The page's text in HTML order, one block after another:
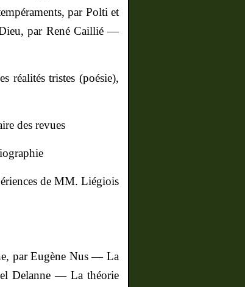
par Polti et
par René Caillié —
réalités tristes (poésie),
des revues
de MM. Liégiois
par Eugène Nus — La
Delanne — La théorie